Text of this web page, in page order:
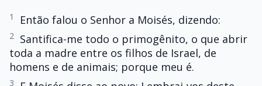
1 Então falou o Senhor a Moisés, dizendo:
2
Santifica-me todo o primogênito, o que abrir
toda a madre entre os filhos de Israel, de
homens e de animais; porque meu é.
3